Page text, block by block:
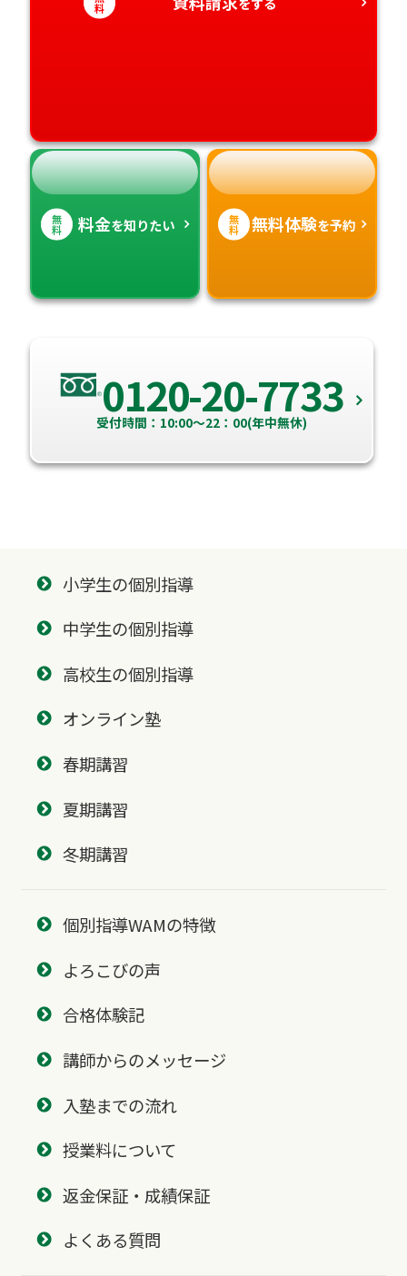
料
無
料 料金を知りたい 無
料 無料体験を予約
0120-20-7733
受付時間：10:00～22：00(年中無休)
小学生の個別指導
中学生の個別指導
高校生の個別指導
オンライン塾
春期講習
夏期講習
冬期講習
個別指導WAMの特徴
よろこびの声
合格体験記
講師からのメッセージ
入塾までの流れ
授業料について
返金保証・成績保証
よくある質問